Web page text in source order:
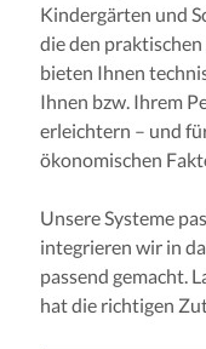
Kindergärten und
die den
bieten Ihnen
Ihnen bzw. Ihrem
erleichtern – und
ökonomischen
Unsere Systeme
integrieren wir in
passend gemacht.
hat die richtigen